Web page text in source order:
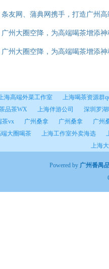
条友网、蒲典网携手，打造广州
广州大圈空降，为高端喝茶增添神
广州大圈空降，为高端喝茶增添
海高端外菜工作室
上海喝茶资源群
品茶WX 上海伴游公司
深圳罗
茶vx 广州桑拿 广州桑拿
广州
大圈喝茶 上海工作室外卖海选
上海
Powered by 广州番禺